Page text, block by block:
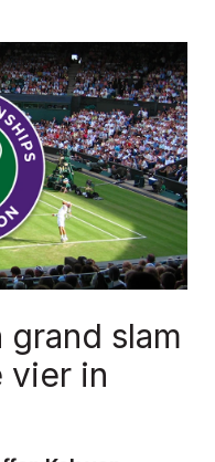
slam
vier in